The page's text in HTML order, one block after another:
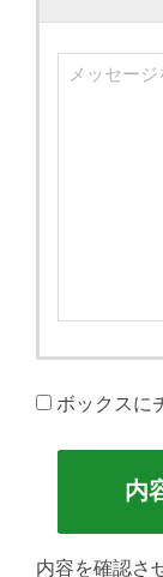
ボックスに
内容を確認さ